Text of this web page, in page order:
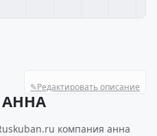
✎Редактировать описание
АННА
компания анна